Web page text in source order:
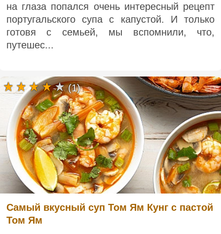
на глаза попался очень интересный рецепт
португальского супа с капустой. И только
готовя с семьей, мы вспомнили, что,
путешес...
Самый вкусный суп Том Ям Кунг с пастой
Том Ям
(1)